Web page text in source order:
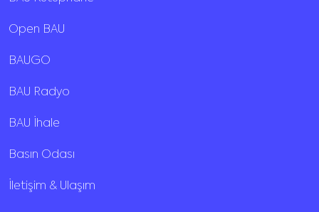
Open BAU
BAUGO
BAU Radyo
BAU İhale
Basın Odası
İletişim & Ulaşım